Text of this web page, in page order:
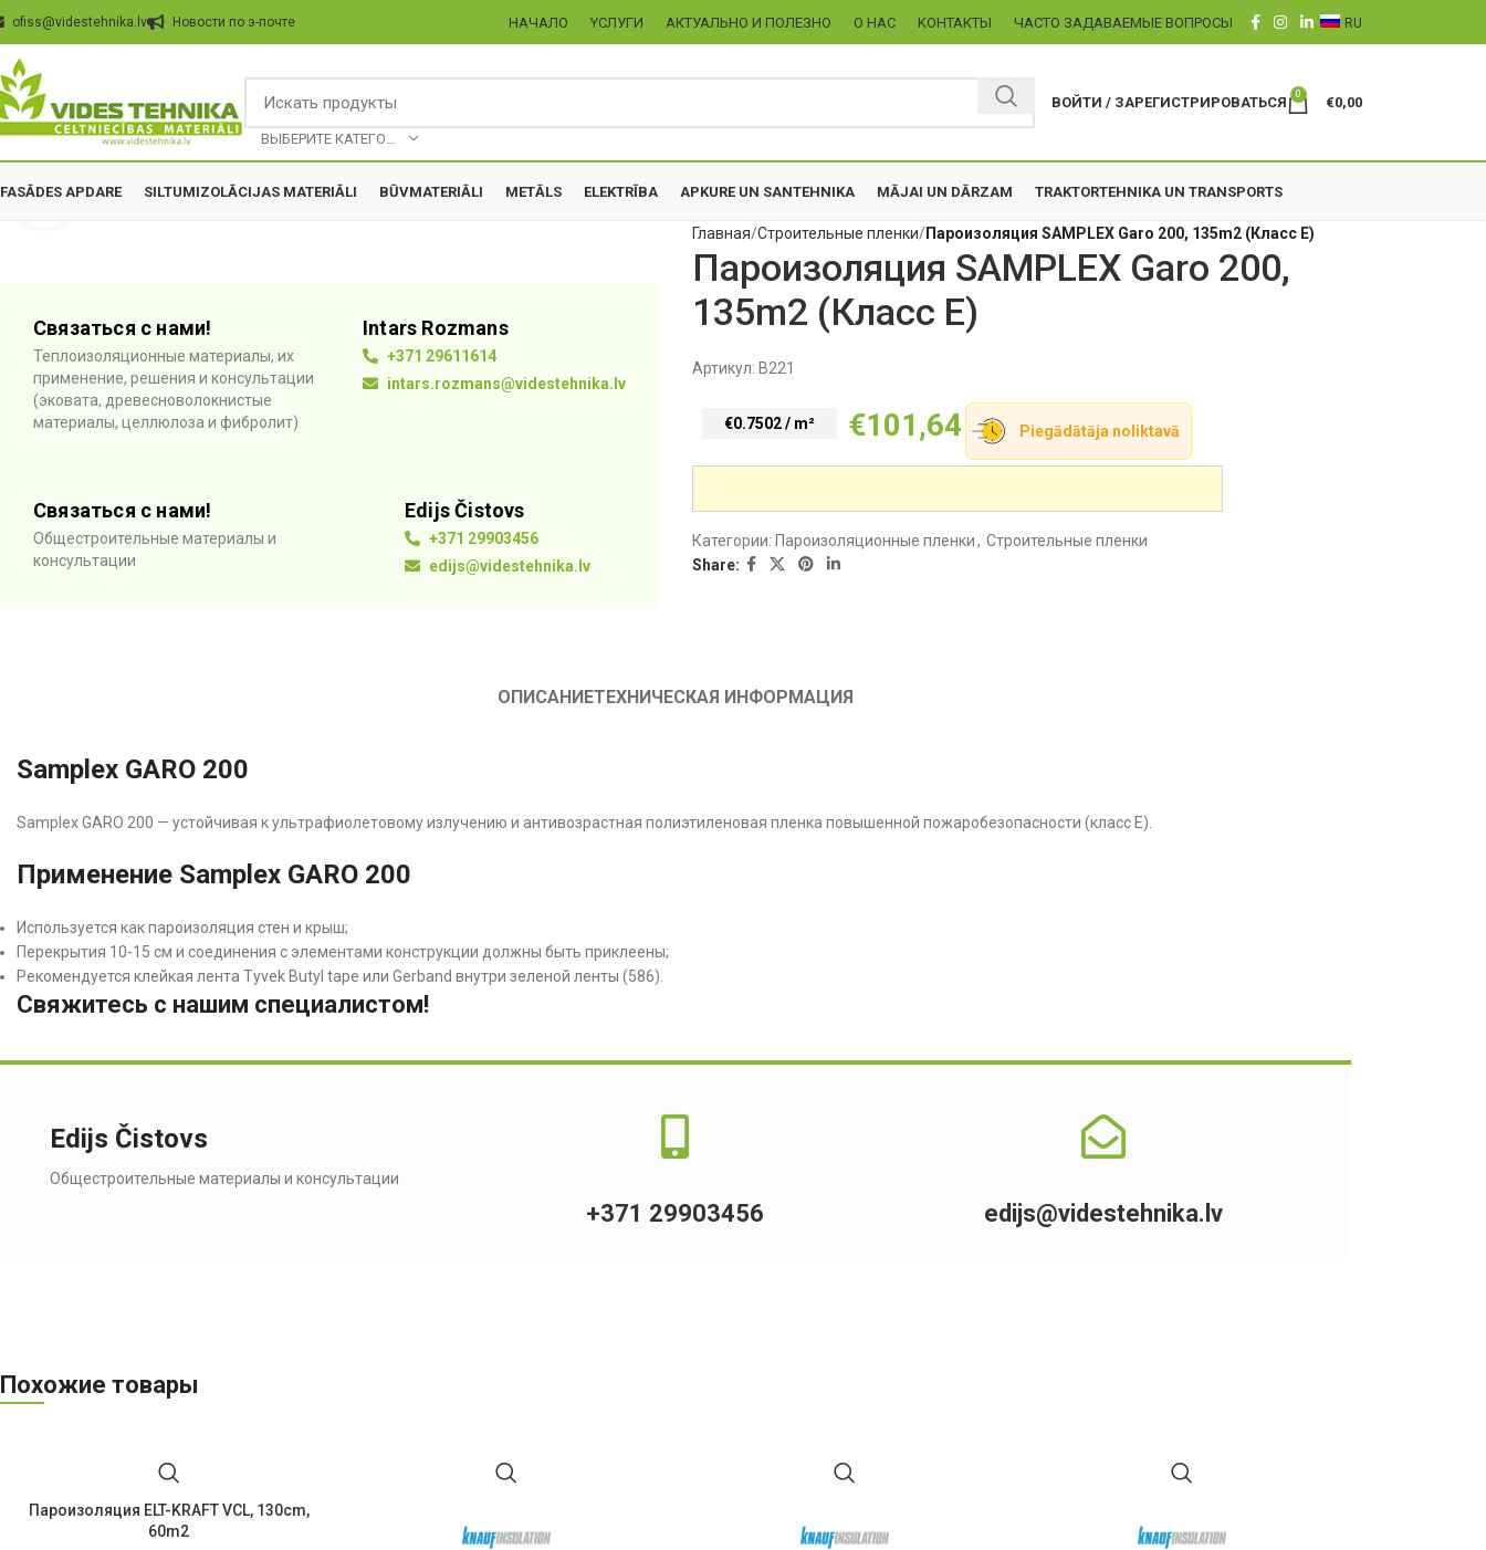
ofiss@videstehnika.lv Hовости по э-почте НАЧАЛО YСЛУГИ АКТУАЛЬНО И ПОЛЕЗНО О НАС KОНТАКТЫ ЧАСТО ЗАДАВАЕМЫЕ ВОПРОСЫ RU
ВОЙТИ / ЗАРЕГИСТРИРОВАТЬСЯ
0
€0,00
FASĀDES APDARE SILTUMIZOLĀCIJAS MATERIĀLI BŪVMATERIĀLI METĀLS ELEKTRĪBA APKURE UN SANTEHNIKA MĀJAI UN DĀRZAM TRAKTORTEHNIKA UN TRANSPORTS
Click to enlarge
Связаться с нами!
Теплоизоляционные материалы, их
применение, решения и консультации
(эковата, древесноволокнистые
материалы, целлюлоза и фибролит)
Intars Rozmans
+371 29611614
intars.rozmans@videstehnika.lv
Связаться с нами!
Общестроительные материалы и
консультации
Edijs Čistovs
+371 29903456
edijs@videstehnika.lv
Главная Строительные пленки Пароизоляция SAMPLEX Garo 200, 135m2 (Класс E)
Пароизоляция SAMPLEX Garo 200,
135m2 (Класс E)
Артикул: B221
€0.7502 / m² €101,64 Piegādātāja noliktavā
Категории: Пароизоляционные пленки, Строительные пленки
Share:
ОПИСАНИЕТЕХНИЧЕСКАЯ ИНФОРМАЦИЯ
Samplex GARO 200
Samplex GARO 200 — устойчивая к ультрафиолетовому излучению и антивозрастная полиэтиленовая пленка повышенной пожаробезопасности (класс Е).
Применение Samplex GARO 200
Используется как пароизоляция стен и крыш;
Перекрытия 10-15 см и соединения с элементами конструкции должны быть приклеены;
Рекомендуется клейкая лента Tyvek Butyl tape или Gerband внутри зеленой ленты (586).
Свяжитесь с нашим специалистом!
Edijs Čistovs
Общестроительные материалы и консультации
+371 29903456 edijs@videstehnika.lv
Похожие товары
Пароизоляция ELT-KRAFT VCL, 130cm,
60m2